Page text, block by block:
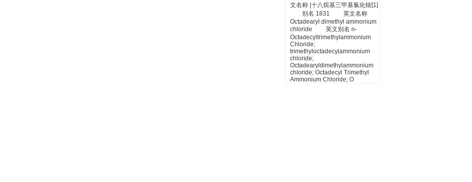
文名称 |十八烷基三甲基氯化铵[1]
别名 1831 英文名称
Octadearyl dimethyl ammonium
chloride 英文别名 n-
Octadecyltrimethylammonium
Chloride;
trimethyloctadecylammonium
chloride;
Octadearyldimethylammonium
chloride; Octadecyl Trimethyl
Ammonium Chloride; O